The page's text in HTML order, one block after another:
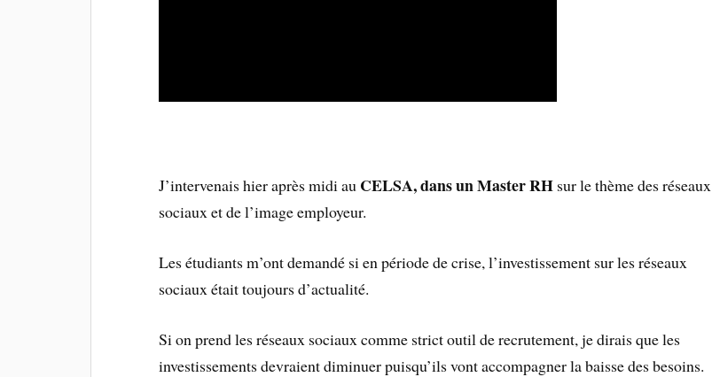
J’intervenais hier après midi au CELSA, dans un Master RH sur le thème des réseaux
sociaux et de l’image employeur.
Les étudiants m’ont demandé si en période de crise, l’investissement sur les réseaux
sociaux était toujours d’actualité.
Si on prend les réseaux sociaux comme strict outil de recrutement, je dirais que les
investissements devraient diminuer puisqu’ils vont accompagner la baisse des besoins.